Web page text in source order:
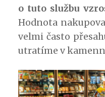
o tuto službu
Hodnota
velmi často
utratíme v